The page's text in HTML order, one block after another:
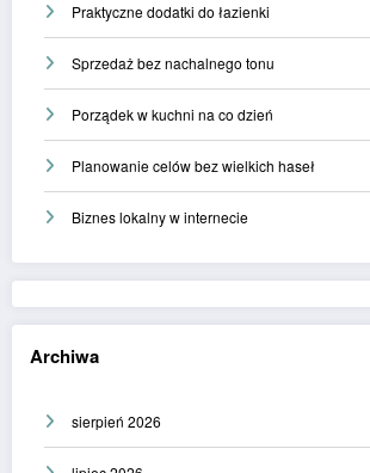
Praktyczne dodatki do łazienki
Sprzedaż bez nachalnego tonu
Porządek w kuchni na co dzień
Planowanie celów bez wielkich haseł
Biznes lokalny w internecie
Archiwa
sierpień 2026